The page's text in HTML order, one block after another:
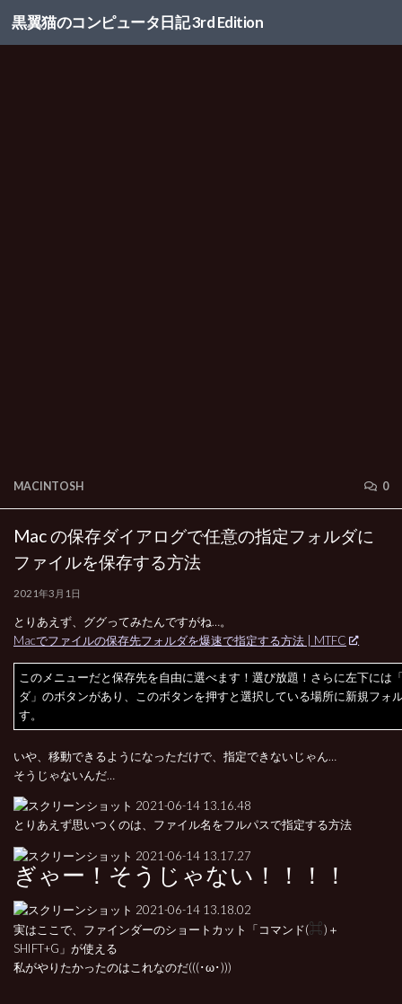
コンテンツへスキップ
黒翼猫のコンピュータ日記 3rd Edition
MACINTOSH 0
Mac の保存ダイアログで任意の指定フォルダに
ファイルを保存する方法
2021年3月1日
とりあえず、ググってみたんですがね…。
Macでファイルの保存先フォルダを爆速で指定する方法 | MTFC
このメニューだと保存先を自由に選べます！選び放題！さらに左下には
ダ」のボタンがあり、このボタンを押すと選択している場所に新規フォ
す。
いや、移動できるようになっただけで、指定できないじゃん…
そうじゃないんだ…
とりあえず思いつくのは、ファイル名をフルパスで指定する方法
ぎゃー！そうじゃない！！！！
実はここで、ファインダーのショートカット「コマンド(⌘)＋
SHIFT+G」が使える
私がやりたかったのはこれなのだ(((･ω･)))